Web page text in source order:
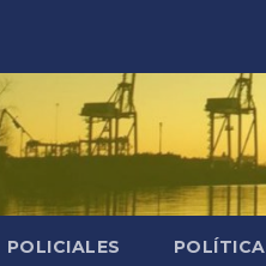
POLICIALES POLÍTICA